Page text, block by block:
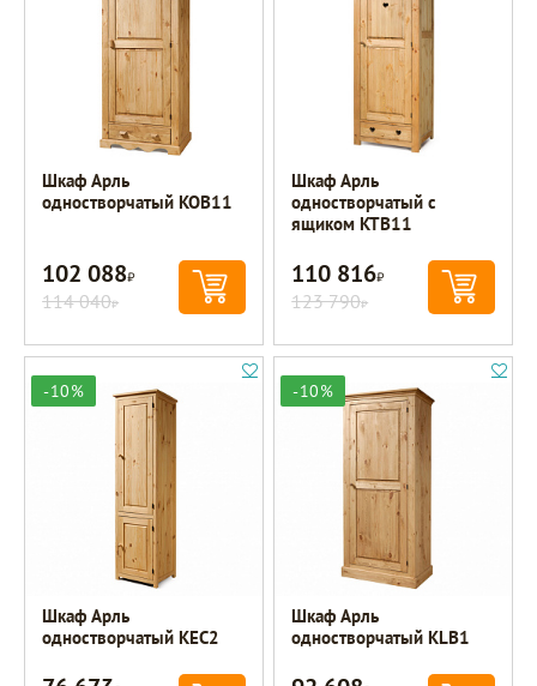
Шкаф Арль
одностворчатый KOB11
102 088Р
114 040Р
Шкаф Арль
одностворчатый с
ящиком KTB11
110 816Р
123 790Р
-10%
Шкаф Арль
одностворчатый KEC2
-10%
Шкаф Арль
одностворчатый KLB1